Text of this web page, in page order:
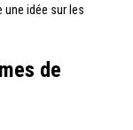
une idée sur les
de